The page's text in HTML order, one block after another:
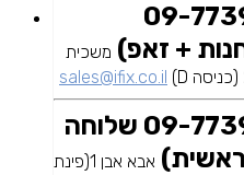
09-
משכית
sales@ifix.co.il
09-7739940 שלוחה
אבא אבן 1(פינת